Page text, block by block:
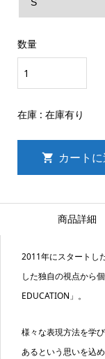
数量
在庫 : 在庫有り
商品詳細
2011年にスタートし
した独自の視点から
EDUCATION」。
様々な表現方法を学
あるという思いを込